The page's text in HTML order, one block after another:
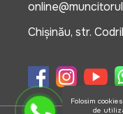
Chișinău, str.
Folosim
de